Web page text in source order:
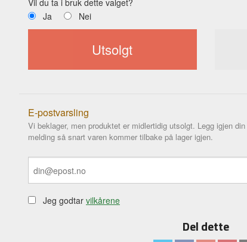
Vil du ta i bruk dette valget?
Ja
Nei
Utsolgt
E-postvarsling
Vi beklager, men produktet er midlertidig utsolgt. Legg igjen
melding så snart varen kommer tilbake på lager igjen.
Jeg godtar vilkårene
Del dette